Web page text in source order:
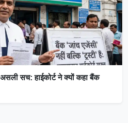
सच: हाईकोर्ट ने क्यों कहा बैंक